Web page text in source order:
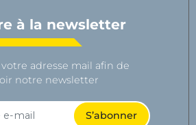
à la newsletter
adresse mail afin de
notre newsletter